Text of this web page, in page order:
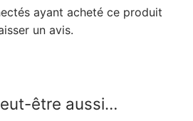
ayant acheté ce produit
un avis.
être aussi…